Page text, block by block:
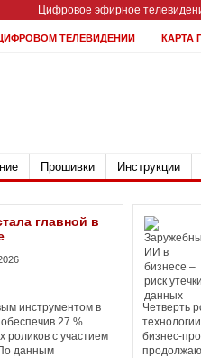
Цифровое эфирное
ТЕЛЕВИДЕНИИ КАРТА
Прошивки Инструкции
главной в
инструментом в
27 %
роликов с участием
данным
Четверть
бизнес-